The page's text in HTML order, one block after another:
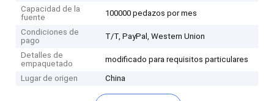
Capacidad de la
fuente
100000 pedazos por mes
Condiciones de
pago
T/T, PayPal, Western Union
Detalles de
empaquetado
modificado para requisitos particulares
Lugar de origen China